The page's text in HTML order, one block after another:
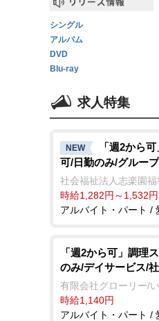
シングル
アルバム
DVD
Blu-ray
求人特集
NEW
「週2から
可/日勤のみ/グルー
社会福祉法人志楽園
時給1,282円～1,532円
アルバイト・パート /
「週2から可」調理
のみ/デイサービス/
有限会社グローリー/
時給1,140円
アルバイト・パート /